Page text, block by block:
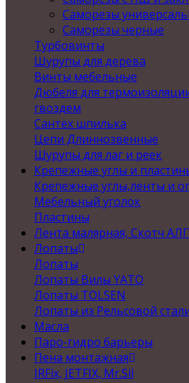
Саморезы
Саморезы черные
Турбовинты
Шурупы для дерева
Винты мебельные
Дюбеля для
гвоздем
Сантех шпилька
Цепи Длиннозвенные
Шурупы для лаг и реек
Крепежные углы и
Крепежные углы,ленты и
Мебельный уголок
Пластины
Лента малярная, Скотч АЛГ
Лопаты
Лопаты
Лопаты Вилы YATO
Лопаты TOLSEN
Лопаты из Рельсовой
Масла
Паро-гидро барьеры
Пена монтажная
IRFix, JETFIX, Mr.Sil